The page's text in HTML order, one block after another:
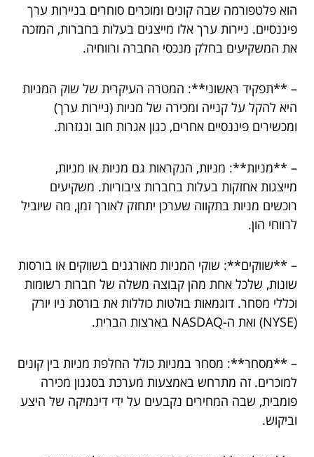
הוא פלטפורמה שבה קונים ומוכרים סוחרים בניירות ערך
פיננסיים. ניירות ערך אלו מייצגים בעלות בחברות, המזכה
את המשקיעים בחלק מנכסי החברה ורווחיה.
– **תפקיד ראשוני**: המטרה העיקרית של שוק המניות
היא להקל על קנייה ומכירה של מניות (ניירות ערך)
ומכשירים פיננסיים אחרים, כגון אגרות חוב ונגזרות.
– **מניות**: מניות, הנקראות גם מניות או מניות,
מייצגות אחזקות בעלות בחברות ציבוריות. משקיעים
רוכשים מניות בתקווה שערכן יתחזק לאורך זמן, מה שיוביל
לרווחי הון.
– **שווקים**: שוקי המניות מאורגנים בשווקים או בורסות
שונות, שלכל אחת מהן קבוצה משלה של חברות רשומות
וכללי מסחר. דוגמאות בולטות כוללות את בורסת ניו יורק
(NYSE) ואת ה-NASDAQ בארצות הברית.
– **מסחר**: מסחר במניות כולל החלפת מניות בין קונים
למוכרים. זה מתרחש באמצעות מערכת בסגנון מכירה
פומבית, שבה המחירים נקבעים על ידי דינמיקה של היצע
וביקוש.